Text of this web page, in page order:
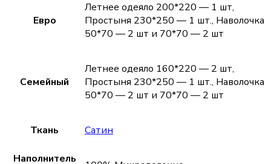
Евро
Летнее одеяло 200*220 — 1 шт,
Простыня 230*250 — 1 шт., Наволочка
50*70 — 2 шт и 70*70 — 2 шт
Семейный
Летнее одеяло 160*220 — 2 шт,
Простыня 230*250 — 1 шт., Наволочка
50*70 — 2 шт и 70*70 — 2 шт
Ткань Сатин
Наполнитель